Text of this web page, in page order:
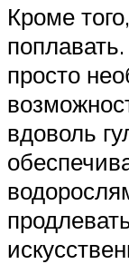
Кроме
просто
вдоволь